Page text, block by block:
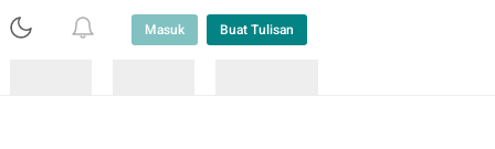
Masuk Buat Tulisan